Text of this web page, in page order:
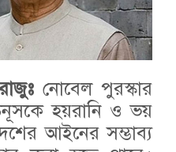
নোবেল পুরস্কার
হয়রানি ও ভয়
আইনের সম্ভাব্য